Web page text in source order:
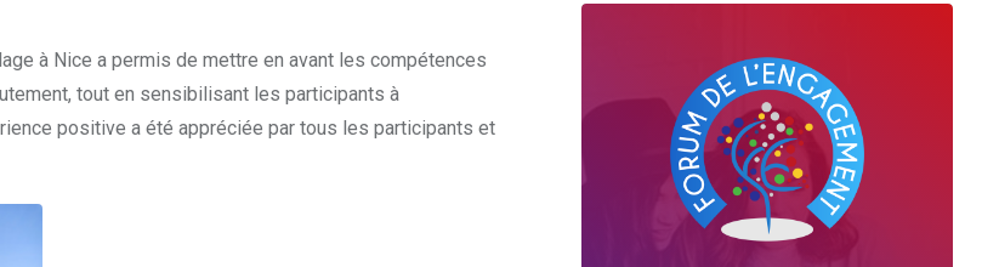
à Nice a permis de mettre en avant les compétences
tout en sensibilisant les participants à
positive a été appréciée par tous les participants et